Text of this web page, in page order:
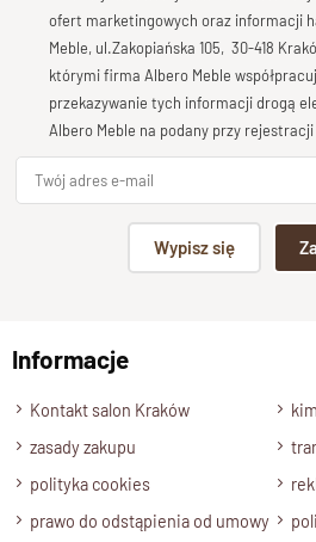
Ozdobne gzymsyi listwy dodają jej
czyniąc ją ponadczasowym
Dzięki swojej eleganckiej formie i
idealnie komponuje się z
lubjadalni
dekoracyjnym.
Materiał
Wykończenie
Lakier satynowy półmat.
Styl
Klasyczny, kolonialny, tradycyjny.
Bardzo dobry
Twoja opinia o produkcie
Podpis
Wyślij opinię
ofert marketingowych oraz informacji
Meble, ul.Zakopiańska 105, 30-418
którymi firma Albero Meble
przekazywanie tych informacji drogą
Albero Meble na podany przy
Wypisz się
Informacje
Kontakt salon Kraków
zasady zakupu
polityka cookies
prawo do odstąpienia od umowy